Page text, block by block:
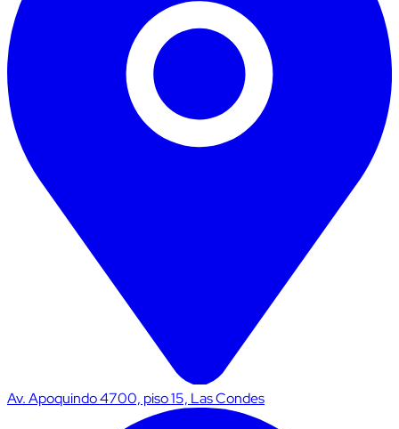
Av. Apoquindo 4700, piso 15, Las Condes